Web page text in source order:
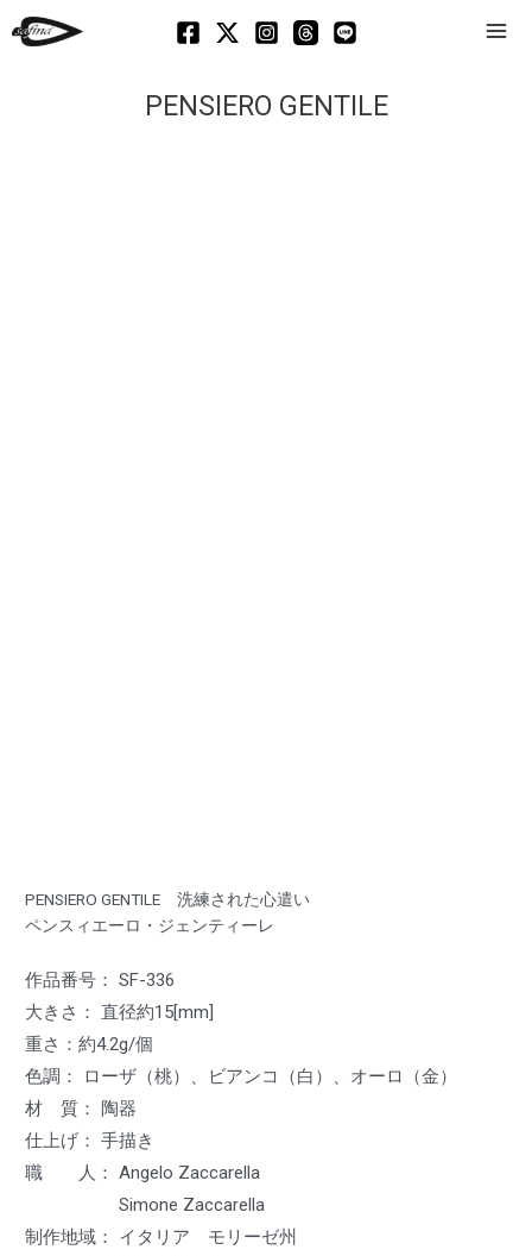
PENSIERO GENTILE
PENSIERO GENTILE 洗練された心遣い
ペンスィエーロ・ジェンティーレ
作品番号： SF-336
大きさ： 直径約15[mm]
重さ：約4.2g/個
色調： ローザ（桃）、ビアンコ（白）、オーロ（金）
材 質： 陶器
仕上げ： 手描き
職 人： Angelo Zaccarella
Simone Zaccarella
制作地域： イタリア モリーゼ州